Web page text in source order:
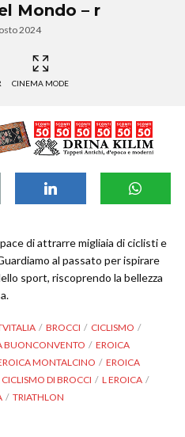
Mondo – r
2024
CINEMA MODE
di attrarre migliaia di ciclisti e
al passato per ispirare
sport, riscoprendo la bellezza
BROCCI
CICLISMO
BUONCONVENTO
EROICA
MONTALCINO
EROICA
CICLISMO DI BROCCI
L EROICA
TRIATHLON